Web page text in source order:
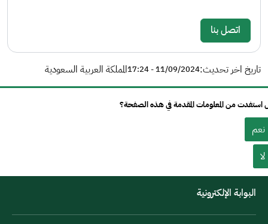
اتصل بنا
تاريخ اخر تحديث:11/09/2024 - 17:24 المملكة العربية السعودية
استفدت من المعلومات المقدمة في هذه الصفحة؟
نعم
لا
البوابة الإلكترونية